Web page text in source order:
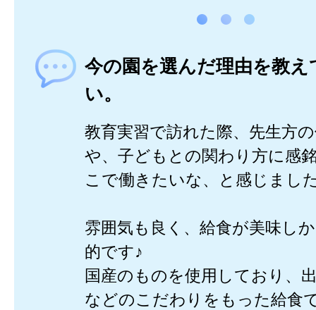
今の園を選んだ理由を教え
い。
教育実習で訪れた際、先生方
や、子どもとの関わり方に感
こで働きたいな、と感じまし
雰囲気も良く、給食が美味し
的です♪
国産のものを使用しており、
などのこだわりをもった給食